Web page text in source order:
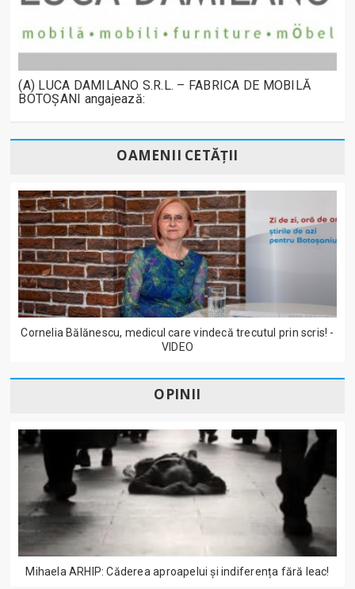
(A) LUCA DAMILANO S.R.L. – FABRICA DE MOBILĂ
BOTOȘANI angajează:
OAMENII CETĂȚII
Cornelia Bălănescu, medicul care vindecă trecutul prin scris! -
VIDEO
OPINII
Mihaela ARHIP: Căderea aproapelui și indiferența fără leac!